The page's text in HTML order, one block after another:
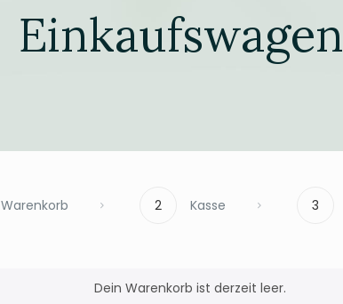
Einkaufswagen
Warenkorb 2 Kasse 3
Dein Warenkorb ist derzeit leer.